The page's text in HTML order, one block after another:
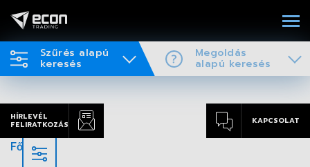
Szűrés alapú
keresés
Megoldás
alapú keresés
HÍRLEVÉL
FELIRATKOZÁS
KAPCSOLAT
Főoldal